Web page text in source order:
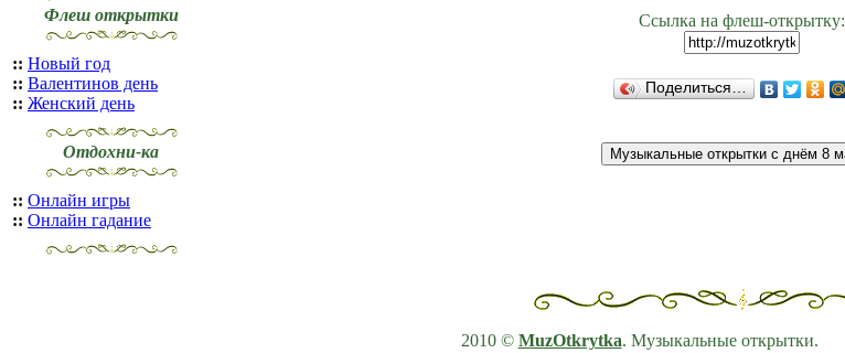
Флеш открытки
:: Новый год
:: Валентинов день
:: Женский день
Отдохни-ка
:: Онлайн игры
:: Онлайн гадание
Ссылка на флеш-открытку:
Поделиться…
2010 © MuzOtkrytka. Музыкальные открытки.